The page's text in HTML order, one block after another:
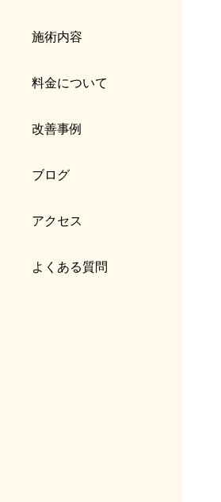
施術内容
料金について
改善事例
ブログ
アクセス
よくある質問